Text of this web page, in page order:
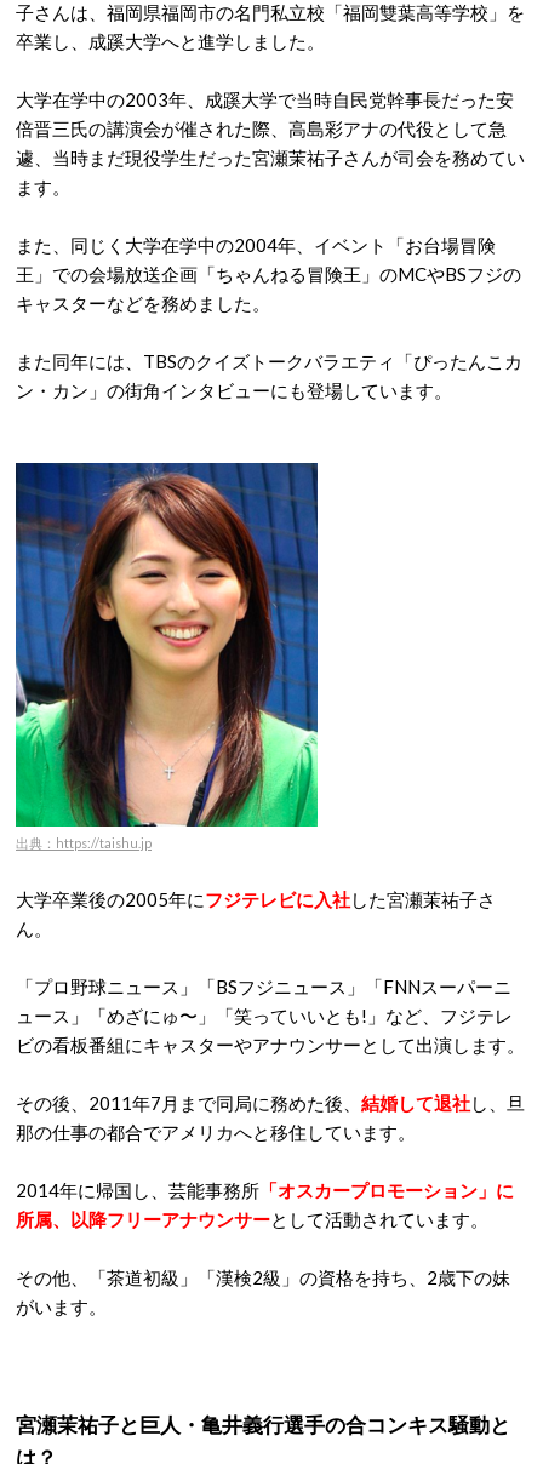
子さんは、福岡県福岡市の名門私立校「福岡雙葉高等学校」を
卒業し、成蹊大学へと進学しました。
大学在学中の2003年、成蹊大学で当時自民党幹事長だった安
倍晋三氏の講演会が催された際、高島彩アナの代役として急
遽、当時まだ現役学生だった宮瀬茉祐子さんが司会を務めてい
ます。
また、同じく大学在学中の2004年、イベント「お台場冒険
王」での会場放送企画「ちゃんねる冒険王」のMCやBSフジの
キャスターなどを務めました。
また同年には、TBSのクイズトークバラエティ「ぴったんこカ
ン・カン」の街角インタビューにも登場しています。
出典：https://taishu.jp
大学卒業後の2005年にフジテレビに入社した宮瀬茉祐子さ
ん。
「プロ野球ニュース」「BSフジニュース」「FNNスーパーニ
ュース」「めざにゅ〜」「笑っていいとも!」など、フジテレ
ビの看板番組にキャスターやアナウンサーとして出演します。
その後、2011年7月まで同局に務めた後、 結婚して退社し、旦
那の仕事の都合でアメリカへと移住しています。
2014年に帰国し、芸能事務所 「オスカープロモーション」に
所属、以降フリーアナウンサーとして活動されています。
その他、「茶道初級」「漢検2級」の資格を持ち、2歳下の妹
がいます。
宮瀬茉祐子と巨人・亀井義行選手の合コンキス騒動と
は？